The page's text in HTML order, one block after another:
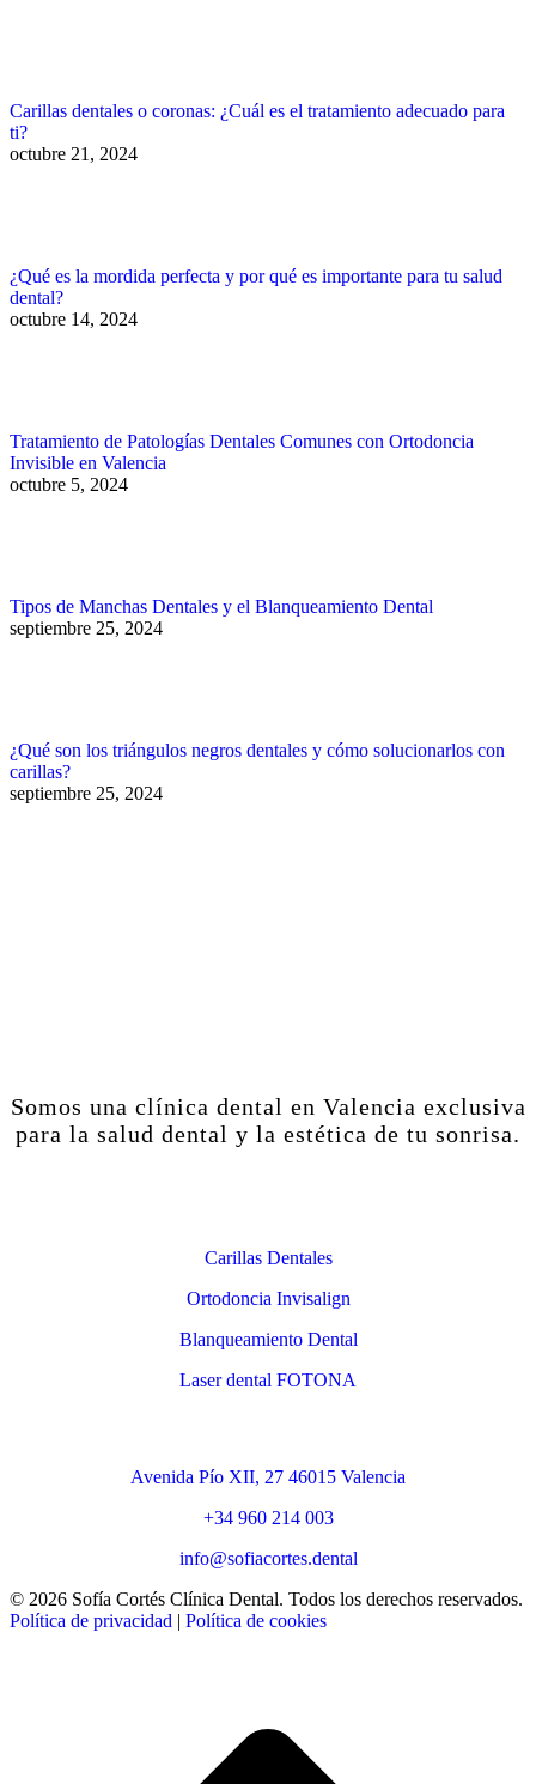
Carillas dentales o coronas: ¿Cuál es el tratamiento adecuado para
ti?
octubre 21, 2024
¿Qué es la mordida perfecta y por qué es importante para tu salud
dental?
octubre 14, 2024
Tratamiento de Patologías Dentales Comunes con Ortodoncia
Invisible en Valencia
octubre 5, 2024
Tipos de Manchas Dentales y el Blanqueamiento Dental
septiembre 25, 2024
¿Qué son los triángulos negros dentales y cómo solucionarlos con
carillas?
septiembre 25, 2024
Somos una clínica dental en Valencia exclusiva
para la salud dental y la estética de tu sonrisa.
Carillas Dentales
Ortodoncia Invisalign
Blanqueamiento Dental
Laser dental FOTONA
Avenida Pío XII, 27 46015 Valencia
+34 960 214 003
info@sofiacortes.dental
© 2026 Sofía Cortés Clínica Dental. Todos los derechos reservados.
Política de privacidad | Política de cookies